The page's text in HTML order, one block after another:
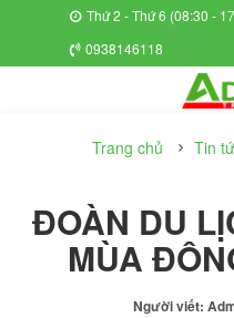
Thứ 2 - Thứ 6 (08:30 -
0938146118
Trang chủ Tin
ĐOÀN DU
MÙA
Người viết: